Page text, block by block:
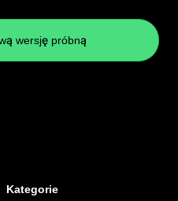
wersję próbną
Kategorie